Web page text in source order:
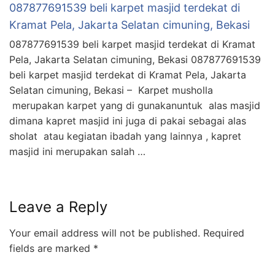
087877691539 beli karpet masjid terdekat di
Kramat Pela, Jakarta Selatan cimuning, Bekasi
087877691539 beli karpet masjid terdekat di Kramat
Pela, Jakarta Selatan cimuning, Bekasi 087877691539
beli karpet masjid terdekat di Kramat Pela, Jakarta
Selatan cimuning, Bekasi – Karpet musholla
merupakan karpet yang di gunakanuntuk alas masjid
dimana kapret masjid ini juga di pakai sebagai alas
sholat atau kegiatan ibadah yang lainnya , kapret
masjid ini merupakan salah …
Leave a Reply
Your email address will not be published. Required
fields are marked *